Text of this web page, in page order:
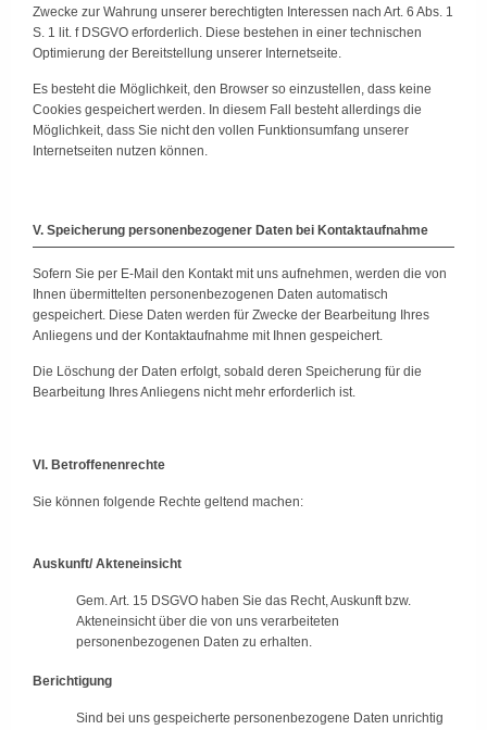
Zwecke zur Wahrung unserer berechtigten Interessen nach Art. 6 Abs. 1
S. 1 lit. f DSGVO erforderlich. Diese bestehen in einer technischen
Optimierung der Bereitstellung unserer Internetseite.
Es besteht die Möglichkeit, den Browser so einzustellen, dass keine
Cookies gespeichert werden. In diesem Fall besteht allerdings die
Möglichkeit, dass Sie nicht den vollen Funktionsumfang unserer
Internetseiten nutzen können.
V. Speicherung personenbezogener Daten bei Kontaktaufnahme
Sofern Sie per E-Mail den Kontakt mit uns aufnehmen, werden die von
Ihnen übermittelten personenbezogenen Daten automatisch
gespeichert. Diese Daten werden für Zwecke der Bearbeitung Ihres
Anliegens und der Kontaktaufnahme mit Ihnen gespeichert.
Die Löschung der Daten erfolgt, sobald deren Speicherung für die
Bearbeitung Ihres Anliegens nicht mehr erforderlich ist.
VI. Betroffenenrechte
Sie können folgende Rechte geltend machen:
Auskunft/ Akteneinsicht
Gem. Art. 15 DSGVO haben Sie das Recht, Auskunft bzw.
Akteneinsicht über die von uns verarbeiteten
personenbezogenen Daten zu erhalten.
Berichtigung
Sind bei uns gespeicherte personenbezogene Daten unrichtig